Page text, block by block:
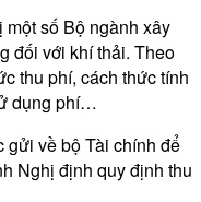
số Bộ ngành xây
đối với khí thải. Theo
thu phí, cách thức tính
dụng phí…
gửi về bộ Tài chính để
Nghị định quy định thu